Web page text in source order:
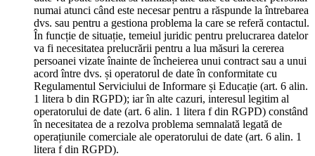
numai atunci când este necesar pentru a răspunde la întrebarea
dvs. sau pentru a gestiona problema la care se referă contactul.
În funcție de situație, temeiul juridic pentru prelucrarea datelor
va fi necesitatea prelucrării pentru a lua măsuri la cererea
persoanei vizate înainte de încheierea unui contract sau a unui
acord între dvs. și operatorul de date în conformitate cu
Regulamentul Serviciului de Informare și Educație (art. 6 alin.
1 litera b din RGPD); iar în alte cazuri, interesul legitim al
operatorului de date (art. 6 alin. 1 litera f din RGPD) constând
în necesitatea de a rezolva problema semnalată legată de
operațiunile comerciale ale operatorului de date (art. 6 alin. 1
litera f din RGPD).